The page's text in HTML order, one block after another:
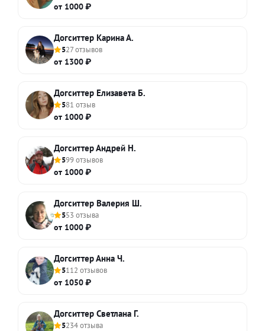
от 1000 ₽
Догситтер Карина А.
527 отзывов
от 1300 ₽
Догситтер Елизавета Б.
581 отзыв
от 1000 ₽
Догситтер Андрей Н.
599 отзывов
от 1000 ₽
Догситтер Валерия Ш.
553 отзыва
от 1000 ₽
Догситтер Анна Ч.
5112 отзывов
от 1050 ₽
Догситтер Светлана Г.
5234 отзыва